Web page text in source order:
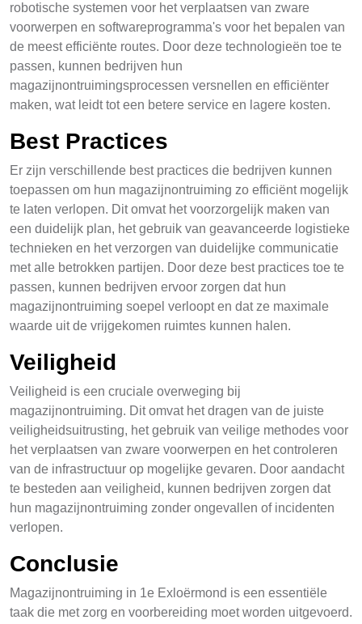
robotische systemen voor het verplaatsen van zware
voorwerpen en softwareprogramma's voor het bepalen van
de meest efficiënte routes. Door deze technologieën toe te
passen, kunnen bedrijven hun
magazijnontruimingsprocessen versnellen en efficiënter
maken, wat leidt tot een betere service en lagere kosten.
Best Practices
Er zijn verschillende best practices die bedrijven kunnen
toepassen om hun magazijnontruiming zo efficiënt mogelijk
te laten verlopen. Dit omvat het voorzorgelijk maken van
een duidelijk plan, het gebruik van geavanceerde logistieke
technieken en het verzorgen van duidelijke communicatie
met alle betrokken partijen. Door deze best practices toe te
passen, kunnen bedrijven ervoor zorgen dat hun
magazijnontruiming soepel verloopt en dat ze maximale
waarde uit de vrijgekomen ruimtes kunnen halen.
Veiligheid
Veiligheid is een cruciale overweging bij
magazijnontruiming. Dit omvat het dragen van de juiste
veiligheidsuitrusting, het gebruik van veilige methodes voor
het verplaatsen van zware voorwerpen en het controleren
van de infrastructuur op mogelijke gevaren. Door aandacht
te besteden aan veiligheid, kunnen bedrijven zorgen dat
hun magazijnontruiming zonder ongevallen of incidenten
verlopen.
Conclusie
Magazijnontruiming in 1e Exloërmond is een essentiële
taak die met zorg en voorbereiding moet worden uitgevoerd.